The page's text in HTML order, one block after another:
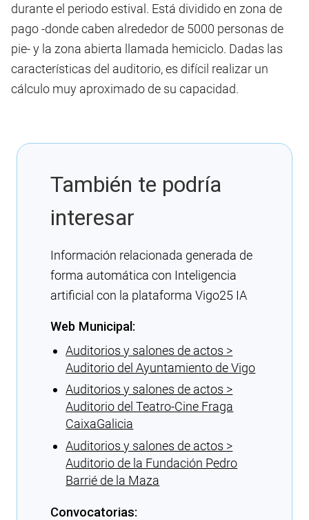
durante el periodo estival. Está dividido en zona de
pago -donde caben alrededor de 5000 personas de
pie- y la zona abierta llamada hemiciclo. Dadas las
características del auditorio, es difícil realizar un
cálculo muy aproximado de su capacidad.
También te podría
interesar
Información relacionada generada de
forma automática con Inteligencia
artificial con la plataforma Vigo25 IA
Web Municipal:
Auditorios y salones de actos >
Auditorio del Ayuntamiento de Vigo
Auditorios y salones de actos >
Auditorio del Teatro-Cine Fraga
CaixaGalicia
Auditorios y salones de actos >
Auditorio de la Fundación Pedro
Barrié de la Maza
Convocatorias: